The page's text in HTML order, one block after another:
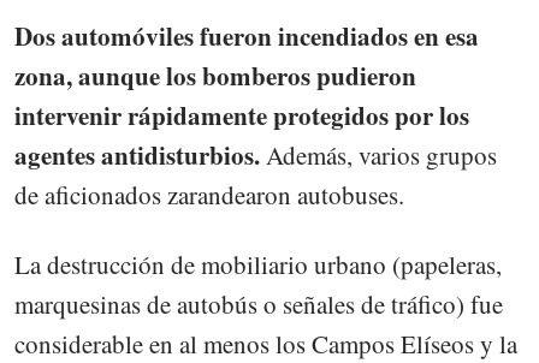
Dos automóviles fueron incendiados en esa
zona, aunque los bomberos pudieron
intervenir rápidamente protegidos por los
agentes antidisturbios.Además, varios grupos
de aficionados zarandearon autobuses.
La destrucción de mobiliario urbano (papeleras,
marquesinas de autobús o señales de tráfico) fue
considerable en al menos los Campos Elíseos y la